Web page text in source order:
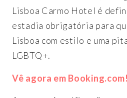
Lisboa Carmo Hotel é
estadia obrigatória para
Lisboa com estilo e uma
LGBTQ+.
Vê agora em Booking.com!